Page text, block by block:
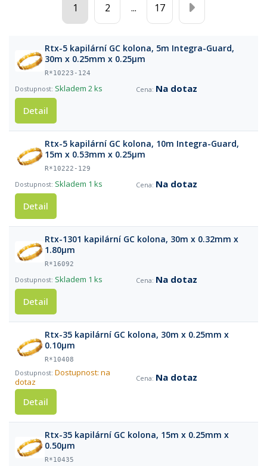
1 2 ... 17
Rtx-5 kapilární GC kolona, 5m Integra-Guard,
30m x 0.25mm x 0.25μm
R*10223-124
Skladem 2 ks
Na dotaz
Detail
Rtx-5 kapilární GC kolona, 10m Integra-Guard,
15m x 0.53mm x 0.25μm
R*10222-129
Skladem 1 ks
Na dotaz
Detail
Rtx-1301 kapilární GC kolona, 30m x 0.32mm x
1.80µm
R*16092
Skladem 1 ks
Na dotaz
Detail
Rtx-35 kapilární GC kolona, 30m x 0.25mm x
0.10µm
R*10408
Dostupnost: na
dotaz
Na dotaz
Detail
Rtx-35 kapilární GC kolona, 15m x 0.25mm x
0.50µm
R*10435